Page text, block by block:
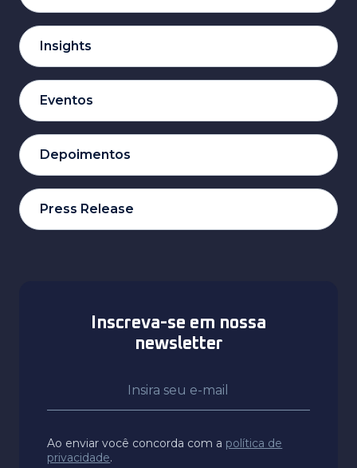
Insights
Eventos
Depoimentos
Press Release
Inscreva-se em nossa
newsletter
Ao enviar você concorda com a política de
privacidade.